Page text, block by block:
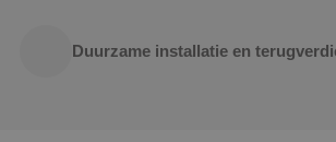
Duurzame installatie en